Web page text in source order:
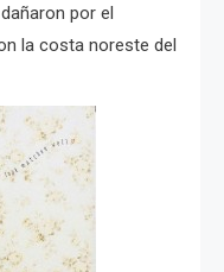
por el
la costa noreste del